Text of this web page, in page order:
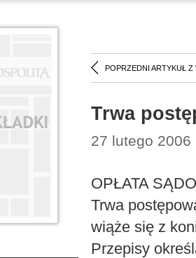
POPRZEDNI ARTYKUŁ Z
Trwa
27 lutego 2006
OPŁATA
Trwa
wiąże się z
Przepisy